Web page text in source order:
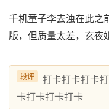
千机童子李去浊在此之
版，但质量太差，玄夜
段评
打卡打卡打卡
卡打卡打卡打卡